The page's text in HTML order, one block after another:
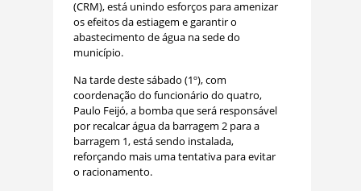
(CRM), está unindo esforços para amenizar
os efeitos da estiagem e garantir o
abastecimento de água na sede do
município.
Na tarde deste sábado (1º), com
coordenação do funcionário do quatro,
Paulo Feijó, a bomba que será responsável
por recalcar água da barragem 2 para a
barragem 1, está sendo instalada,
reforçando mais uma tentativa para evitar
o racionamento.